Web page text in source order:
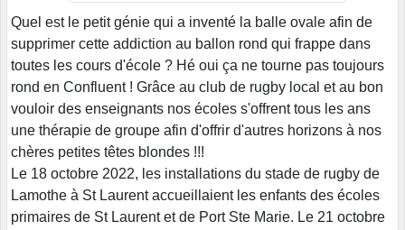
Quel est le petit génie qui a inventé la balle ovale afin de
supprimer cette addiction au ballon rond qui frappe dans
toutes les cours d'école ? Hé oui ça ne tourne pas toujours
rond en Confluent ! Grâce au club de rugby local et au bon
vouloir des enseignants nos écoles s'offrent tous les ans
une thérapie de groupe afin d'offrir d'autres horizons à nos
chères petites têtes blondes !!!
Le 18 octobre 2022, les installations du stade de rugby de
Lamothe à St Laurent accueillaient les enfants des écoles
primaires de St Laurent et de Port Ste Marie. Le 21 octobre